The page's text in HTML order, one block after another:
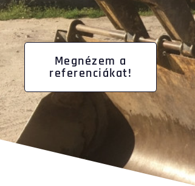
Megnézem a
referenciákat!